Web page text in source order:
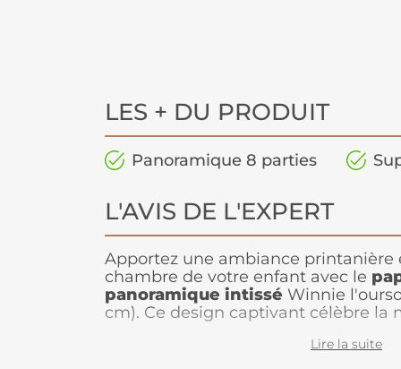
LES + DU PRODUIT
Panoramique 8 parties
L'AVIS DE L'EXPERT
Apportez une ambiance printanière
chambre de votre enfant avec le
panoramique intissé Winnie
cm). Ce design captivant célèbre la
embaument l’air et que les journées
Lire la suite